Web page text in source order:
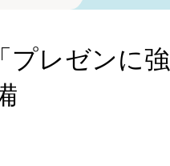
プレゼンに強